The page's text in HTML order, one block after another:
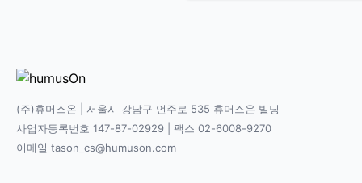
(주)휴머스온 | 서울시 강남구 언주로 535 휴머스온 빌딩
사업자등록번호 147-87-02929 | 팩스 02-6008-9270
이메일 tason_cs@humuson.com